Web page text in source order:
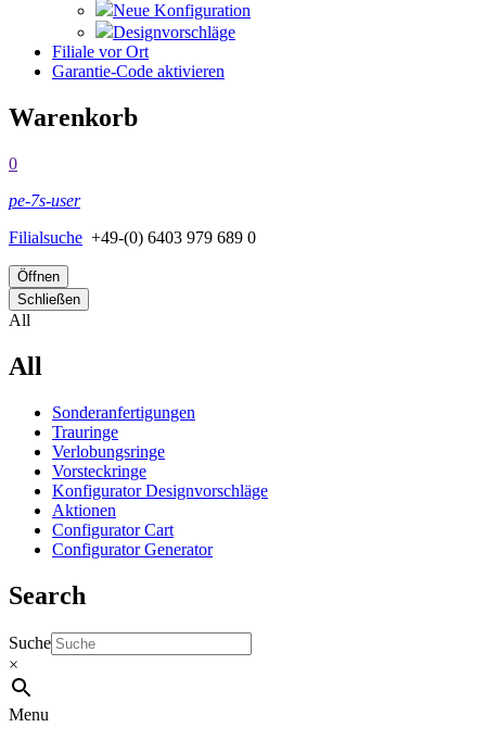
Neue Konfiguration
Designvorschläge
Filiale vor Ort
Garantie-Code aktivieren
Warenkorb
0
pe-7s-user
Filialsuche +49-(0) 6403 979 689 0
Öffnen
Schließen
All
All
Sonderanfertigungen
Trauringe
Verlobungsringe
Vorsteckringe
Konfigurator Designvorschläge
Aktionen
Configurator Cart
Configurator Generator
Search
Suche
×
Menu